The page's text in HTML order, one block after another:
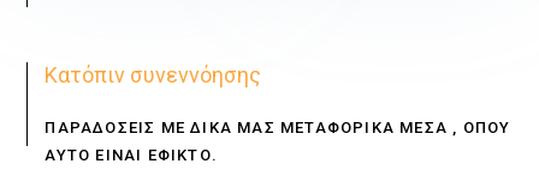
Κατόπιν συνεννόησης
ΠΑΡΑΔΟΣΕΙΣ ΜΕ ΔΙΚΑ ΜΑΣ ΜΕΤΑΦΟΡΙΚΑ ΜΕΣΑ , ΟΠΟΥ
ΑΥΤΟ ΕΙΝΑΙ ΕΦΙΚΤΟ.